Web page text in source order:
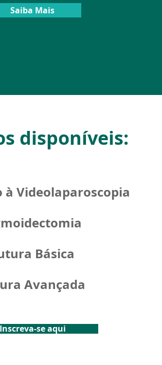
Saiba Mais
disponíveis:
Videolaparoscopia
Básica
Avançada
Inscreva-se aqui